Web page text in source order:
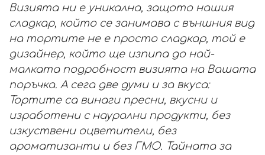
Визията ни е уникална, защото нашия
сладкар, който се занимава с външния вид
на тортите не е просто сладкар, той е
дизайнер, който ще изпипа до най-
малката подробност визията на Вашата
поръчка. А сега две думи и за вкуса:
Тортите са винаги пресни, вкусни и
изработени с наурални продукти, без
изкуствени оцветители, без
ароматизанти и без ГМО. Тайната за